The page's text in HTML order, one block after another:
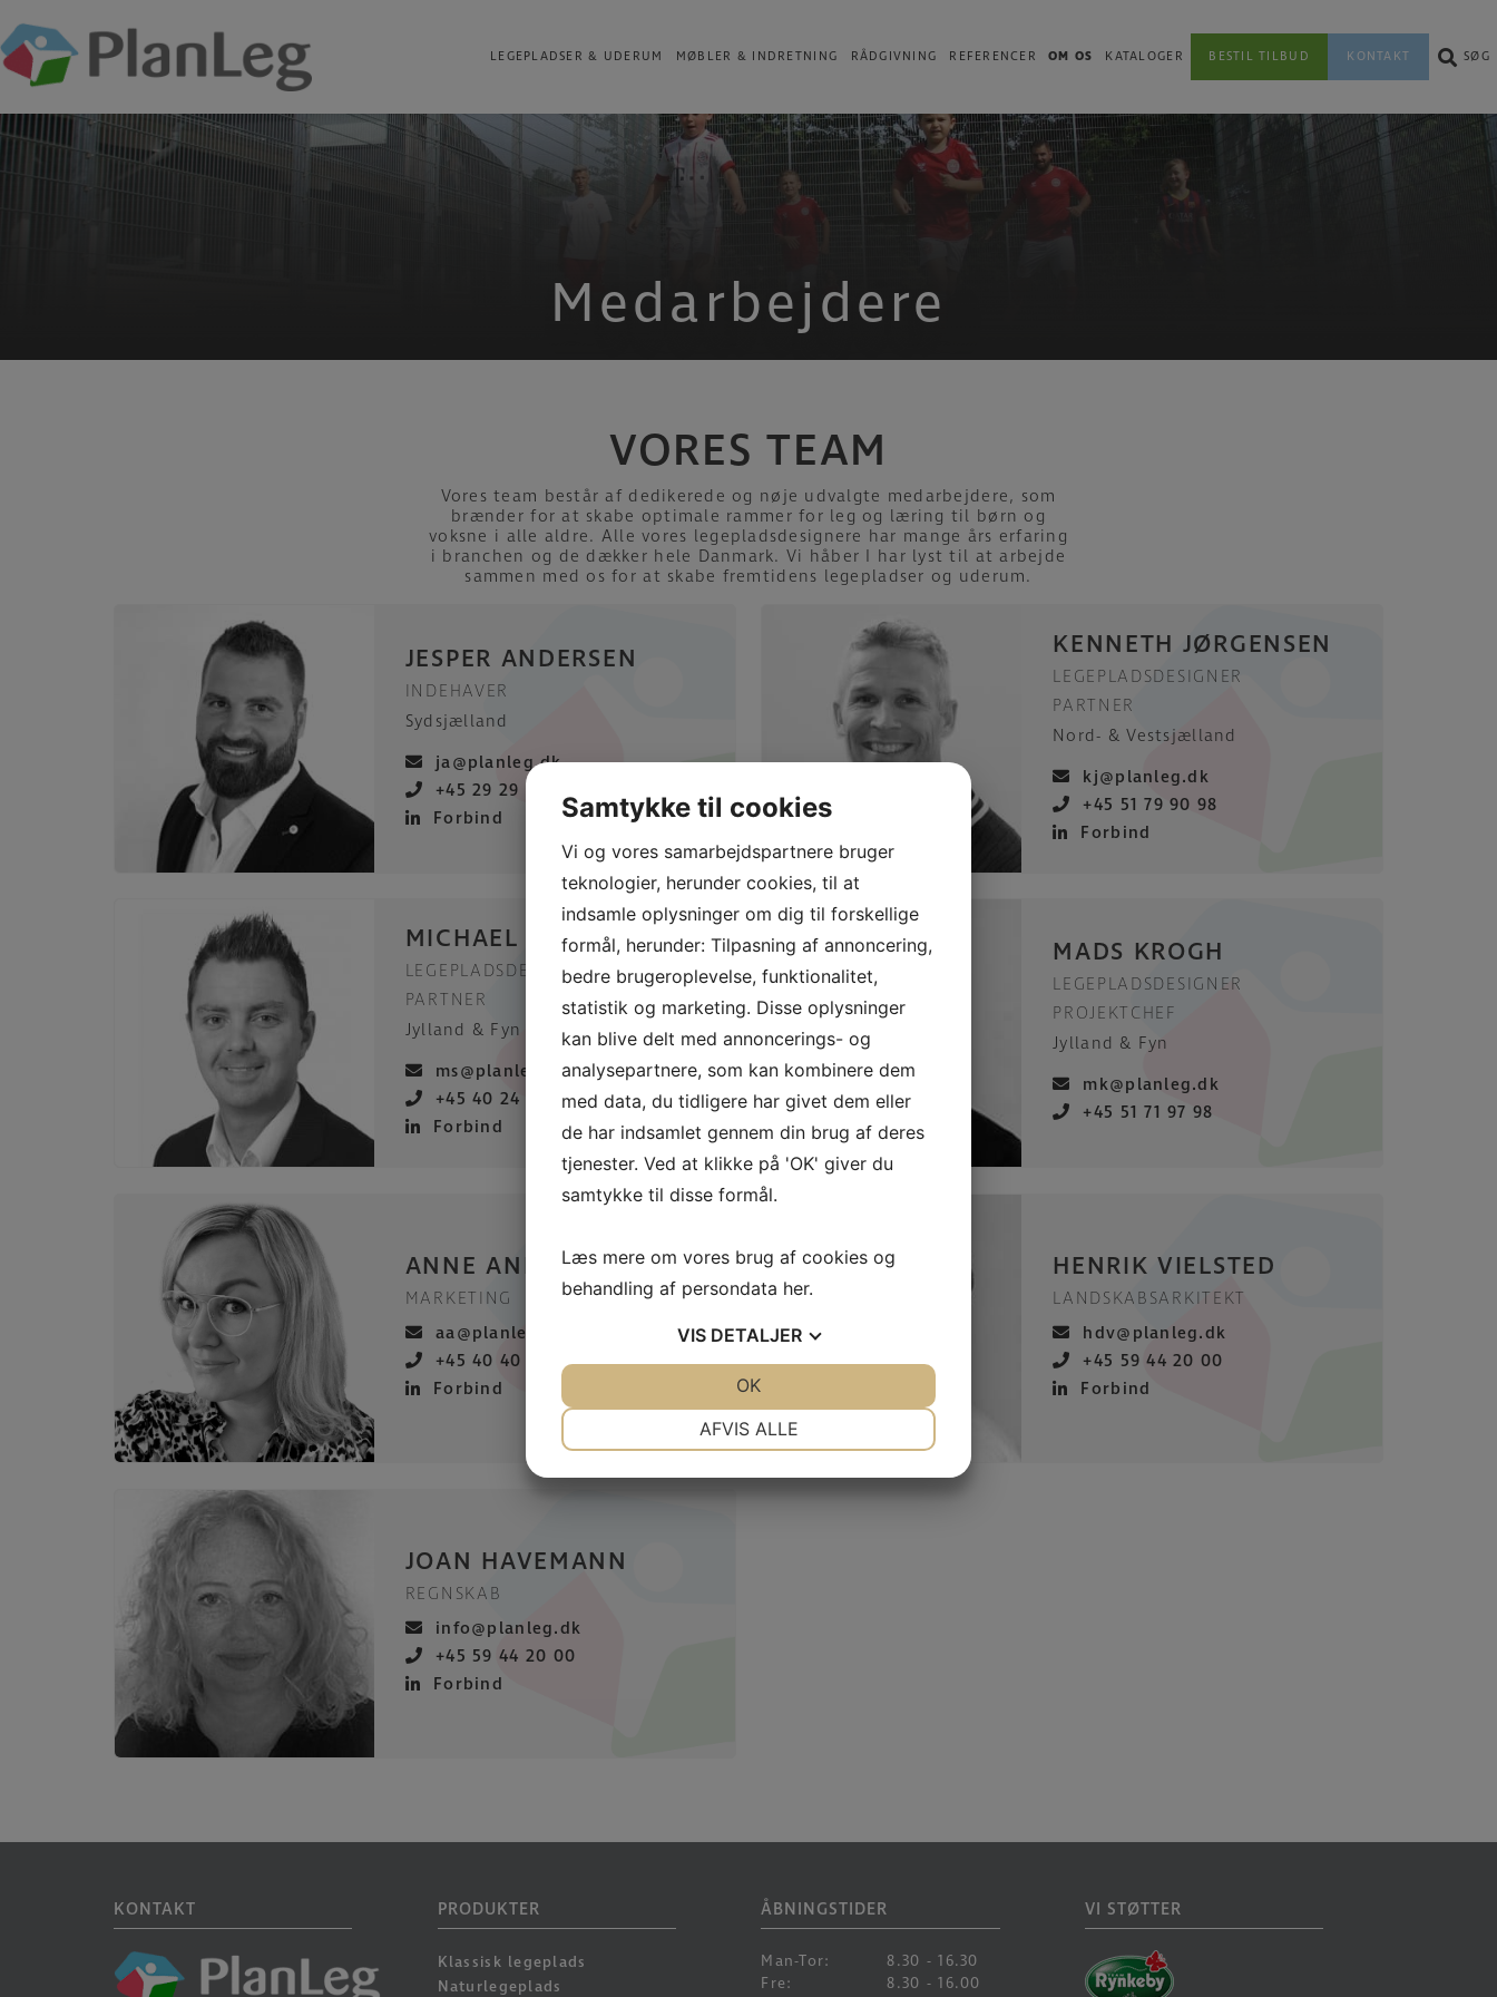
indholdet
LEGEPLADSER & UDERUM MØBLER & INDRETNING RÅDGIVNING REFERENCER OM OS KATALOGER BESTIL TILBUD KONTAKT SØG
Medarbejdere
VORES TEAM
Vores team består af dedikerede og nøje udvalgte medarbejdere, som
brænder for at skabe optimale rammer for leg og læring til børn og
voksne i alle aldre. Alle vores legepladsdesignere har mange års erfaring
i branchen og de dækker hele Danmark. Vi håber I har lyst til at arbejde
sammen med os for at skabe fremtidens legepladser og uderum.
JESPER ANDERSEN
INDEHAVER
Sydsjælland
ja@planleg.dk
+45 29 29 90 98
Forbind
KENNETH JØRGENSEN
LEGEPLADSDESIGNER
PARTNER
Nord- & Vestsjælland
kj@planleg.dk
+45 51 79 90 98
Forbind
MICHAEL SCHAFRANEK
LEGEPLADSDESIGNER
PARTNER
Jylland & Fyn
ms@planleg.dk
+45 40 24 90 98
Forbind
MADS KROGH
LEGEPLADSDESIGNER
PROJEKTCHEF
Jylland & Fyn
mk@planleg.dk
+45 51 71 97 98
ANNE ANDERSEN
MARKETING
aa@planleg.dk
+45 40 40 49 88
Forbind
HENRIK VIELSTED
LANDSKABSARKITEKT
hdv@planleg.dk
+45 59 44 20 00
Forbind
JOAN HAVEMANN
REGNSKAB
info@planleg.dk
+45 59 44 20 00
Forbind
KONTAKT PRODUKTER
Klassisk legeplads
Naturlegeplads
ÅBNINGSTIDER
Man-Tor:
8.30 - 16.30
Fre:
8.30 - 16.00
VI STØTTER
Samtykke til cookies
Vi og vores samarbejdspartnere bruger
teknologier, herunder cookies, til at
indsamle oplysninger om dig til forskellige
formål, herunder: Tilpasning af annoncering,
bedre brugeroplevelse, funktionalitet,
statistik og marketing. Disse oplysninger
kan blive delt med annoncerings- og
analysepartnere, som kan kombinere dem
med data, du tidligere har givet dem eller
de har indsamlet gennem din brug af deres
tjenester. Ved at klikke på 'OK' giver du
samtykke til disse formål.
Læs mere om vores brug af cookies og
behandling af persondata her.
VIS DETALJER
AFVIS ALLE
OK